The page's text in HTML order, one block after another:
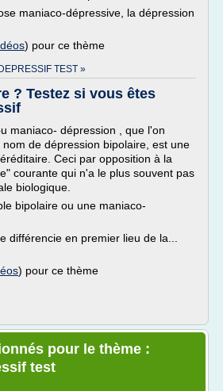
maniaco-dépressive, la dépression
) pour ce thème
TEST »
? Testez si vous êtes
maniaco- dépression , que l'on
de dépression bipolaire, est une
Ceci par opposition à la
courante qui n'a le plus souvent pas
biologique.
bipolaire ou une maniaco-
différencie en premier lieu de la...
) pour ce thème
pour le thème :
test